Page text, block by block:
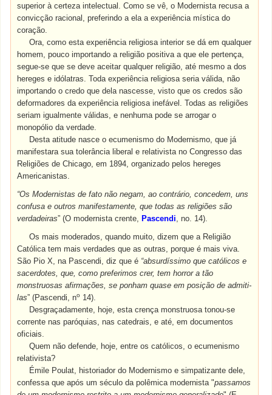
superior à certeza intelectual. Como se vê, o Modernista recusa a
convicção racional, preferindo a ela a experiência mística do
coração.
Ora, como esta experiência religiosa interior se dá em qualquer
homem, pouco importando a religião positiva a que ele pertença,
segue-se que se deve aceitar qualquer religião, até mesmo a dos
hereges e idólatras. Toda experiência religiosa seria válida, não
importando o credo que dela nascesse, visto que os credos são
deformadores da experiência religiosa inefável. Todas as religiões
seriam igualmente válidas, e nenhuma pode se arrogar o
monopólio da verdade.
Desta atitude nasce o ecumenismo do Modernismo, que já
manifestara sua tolerância liberal e relativista no Congresso das
Religiões de Chicago, em 1894, organizado pelos hereges
Americanistas.
“Os Modernistas de fato não negam, ao contrário, concedem, uns
confusa e outros manifestamente, que todas as religiões são
verdadeiras” (O modernista crente,Pascendi , no. 14).
Os mais moderados, quando muito, dizem que a Religião
Católica tem mais verdades que as outras, porque é mais viva.
São Pio X, na Pascendi, diz que é “absurdíssimo que católicos e
sacerdotes, que, como preferimos crer, tem horror a tão
monstruosas afirmações, se ponham quase em posição de admiti-
las” (Pascendi, no 14).
Desgraçadamente, hoje, esta crença monstruosa tonou-se
corrente nas paróquias, nas catedrais, e até, em documentos
oficiais.
Quem não defende, hoje, entre os católicos, o ecumenismo
relativista?
Émile Poulat, historiador do Modernismo e simpatizante dele,
confessa que após um século da polêmica modernista "passamos